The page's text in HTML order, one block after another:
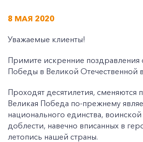
8 МАЯ 2020
Уважаемые клиенты!
Примите искренние поздравления
Победы в Великой Отечественной
Проходят десятилетия, сменяются
Великая Победа по-прежнему
национального единства,
доблести, навечно вписанных в
летопись нашей страны.